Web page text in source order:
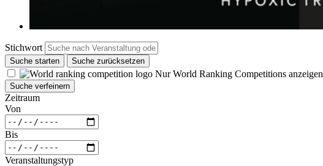
Stichwort
Suche starten Suche zurücksetzen
Nur World Ranking Competitions anzeigen
Suche verfeinern
Zeitraum
Von
Bis
Veranstaltungstyp